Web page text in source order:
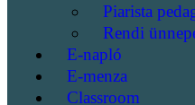
Piarista
Rendi
E-napló
E-menza
Classroom